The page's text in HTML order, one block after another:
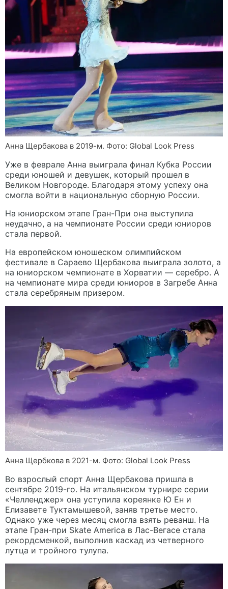
Анна Щербакова в 2019-м. Фото: Global Look Press
Уже в феврале Анна выиграла финал Кубка России
среди юношей и девушек, который прошел в
Великом Новгороде. Благодаря этому успеху она
смогла войти в национальную сборную России.
На юниорском этапе Гран-При она выступила
неудачно, а на чемпионате России среди юниоров
стала первой.
На европейском юношеском олимпийском
фестивале в Сараево Щербакова выиграла золото, а
на юниорском чемпионате в Хорватии — серебро. А
на чемпионате мира среди юниоров в Загребе Анна
стала серебряным призером.
Анна Щербкова в 2021-м. Фото: Global Look Press
Во взрослый спорт Анна Щербакова пришла в
сентябре 2019-го. На итальянском турнире серии
«Челленджер» она уступила кореянке Ю Ен и
Елизавете Туктамышевой, заняв третье место.
Однако уже через месяц смогла взять реванш. На
этапе Гран-при Skate America в Лас-Вегасе стала
рекордсменкой, выполнив каскад из четверного
лутца и тройного тулупа.